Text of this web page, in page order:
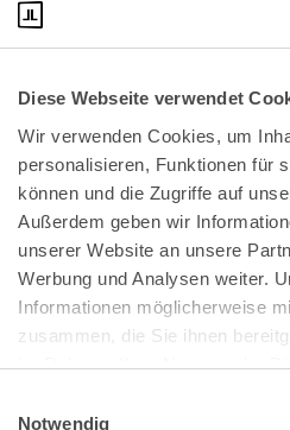
Diese Webseite verwendet
Wir verwenden Cookies, um
personalisieren, Funktionen für
können und die Zugriffe auf
Außerdem geben wir
unserer Website an unsere
Werbung und Analysen weiter.
Informationen möglicherweise
zusammen, die Sie ihnen
im Rahmen Ihrer Nutzung der
Impressum
Notwendig
Bundeskanzlerplatz 2
53113 Bonn
Pressemitteilungen|AGB
Impressum|Datenschutz